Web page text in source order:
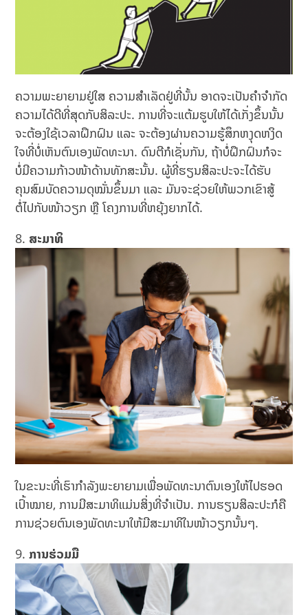
ຄວາມພະຍາຍາມຢູ່ໃສ ຄວາມສຳເລັດຢູ່ທີ່ນັ້ນ ອາດຈະເປັນຄຳຈຳກັດ
ຄວາມໄດ້ດີທີ່ສຸດກັບສິລະປະ. ການທີ່ຈະແຕ້ມຮູບໃຫ້ໄດ້ເກັ່ງຂຶ້ນນັ້ນ
ຈະຕ້ອງໃຊ້ເວລາຝຶກຝົນ ແລະ ຈະຕ້ອງຜ່ານຄວາມຮູ້ສຶກຫງຸດຫງິດ
ໃຈທີ່ບໍ່ເຫັນຕົນເອງພັດທະນາ. ດົນຕີກໍເຊັ່ນກັນ, ຖ້າບໍ່ຝຶກຝົນກໍຈະ
ບໍ່ມີຄວາມກ້າວໜ້າດ້ານທັກສະນັ້ນ. ຜູ້ທີ່ຮຽນສິລະປະຈະໄດ້ຮັບ
ຄຸນສົມບັດຄວາມດຸໝັ່ນຂຶ້ນມາ ແລະ ມັນຈະຊ່ວຍໃຫ້ພວກເຂົາສູ້
ຕໍ່ໄປກັບໜ້າວຽກ ຫຼື ໂຄງການທີ່ຫຍຸ້ງຍາກໄດ້.
ສະມາທິ
ໃນຂະນະທີ່ເຮົາກຳລັງພະຍາຍາມເພື່ອພັດທະນາຕົນເອງໃຫ້ໄປຮອດ
ເປົ້າໝາຍ, ການມີສະມາທິແມ່ນສິ່ງທີ່ຈຳເປັນ. ການຮຽນສິລະປະກໍຄື
ການຊ່ວຍຕົນເອງພັດທະນາໃຫ້ມີສະມາທິໃນໜ້າວຽກນັ້ນໆ.
ການຮ່ວມມື